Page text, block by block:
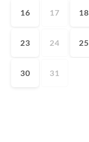
16 17 18
23 24 25
30 31